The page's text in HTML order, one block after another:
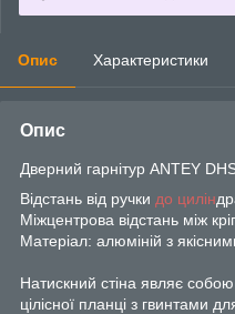
Опис Характеристики
Опис
Дверний гарнітур ANTEY
Відстань від ручки до цилін
Міжцентрова відстань між
Матеріал: алюміній з
Натискний стіна являє
цілісної планці з гвинтами